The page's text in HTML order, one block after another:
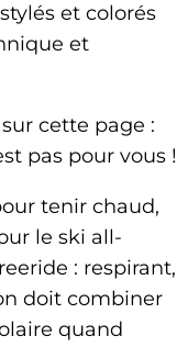
et colorés
et
cette page :
pas pour vous !
tenir chaud,
le ski all-
: respirant,
doit combiner
quand